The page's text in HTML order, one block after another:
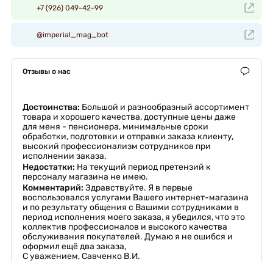
+7 (926) 049-42-99
@imperial_mag_bot
Отзывы о нас
Достоинства: Большой и разнообразный ассортимент
товара и хорошего качества, доступные цены даже
для меня - пенсионера, минимальные сроки
обработки, подготовки и отправки заказа клиенту,
высокий профессионализм сотрудников при
исполнении заказа.
Недостатки: На текущий период претензий к
персоналу магазина не имею.
Комментарий: Здравствуйте. Я в первые
воспользовался услугами Вашего интернет-магазина
и по результату общения с Вашими сотрудниками в
период исполнения моего заказа, я убедился, что это
коллектив профессионалов и высокого качества
обслуживания покупателей. Думаю я не ошибся и
оформил ещё два заказа,
С уважением, Савченко В.И.